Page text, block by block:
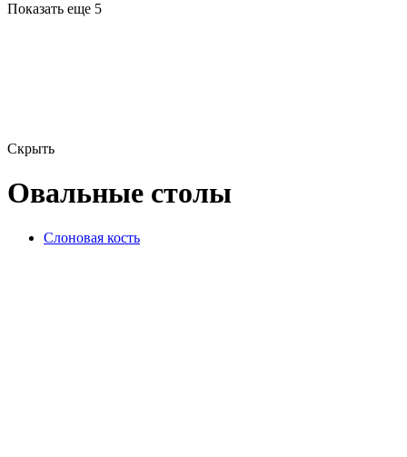
Показать еще 5
Скрыть
Овальные столы
Слоновая кость